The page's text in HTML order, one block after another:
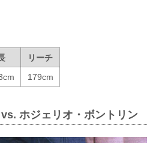
リーチ
179cm
ホジェリオ・ボントリン